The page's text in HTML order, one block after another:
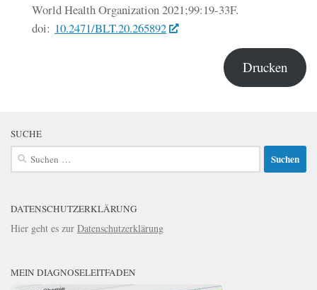
World Health Organization2021;99:19-33F.
doi: 10.2471/BLT.20.265892
Drucken
SUCHE
Suchen
nach:
DATENSCHUTZERKLÄRUNG
Hier geht es zur Datenschutzerklärung
MEIN DIAGNOSELEITFADEN